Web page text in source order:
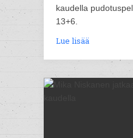
kaudella
13+6.
Lue lisää